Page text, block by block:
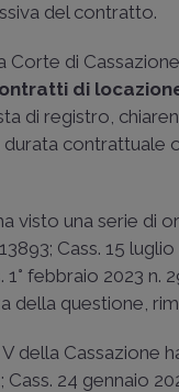
del contratto.
Corte di
di
di registro,
contrattuale
visto una serie di
; Cass. 15
1° febbraio 2023 n.
della questione,
della
; Cass. 24 gennaio